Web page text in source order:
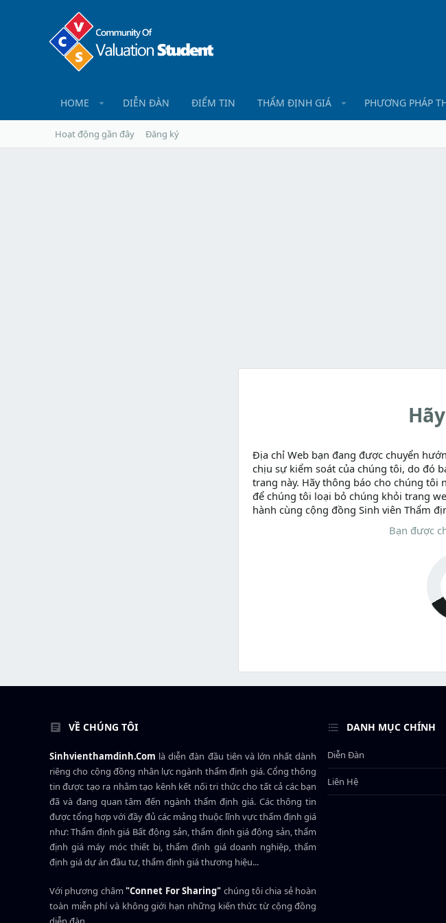
HOME DIỄN ĐÀN ĐIỂM TIN THẨM ĐỊNH GIÁ PHƯƠNG PHÁP
Hoạt động gần đây Đăng ký
Địa chỉ Web bạn đang được chuyển
chịu sự kiểm soát của chúng tôi, do đó
trang này. Hãy thông báo cho chúng tôi
để chúng tôi loại bỏ chúng khỏi trang
hành cùng cộng đồng Sinh viên Thẩm
Bạn được
VỀ CHÚNG TÔI
Sinhvienthamdinh.Com là diễn đàn đầu tiên và lớn nhất dành
riêng cho cộng đồng nhân lực ngành thẩm định giá. Cổng thông
tin được tạo ra nhằm tạo kênh kết nối tri thức cho tất cả các bạn
đã và đang quan tâm đến ngành thẩm định giá. Các thông tin
được tổng hợp với đầy đủ các mảng thuộc lĩnh vực thẩm định giá
như: Thẩm định giá Bất động sản, thẩm định giá động sản, thẩm
định giá máy móc thiết bị, thẩm định giá doanh nghiệp, thẩm
định giá dự án đầu tư, thẩm định giá thương hiệu...
Với phương châm"Connet For Sharing" chúng tôi chia sẻ hoàn
toàn miễn phí và không giới hạn những kiến thức từ cộng đồng
DANH MỤC CHÍNH
Diễn Đàn
Liên Hệ